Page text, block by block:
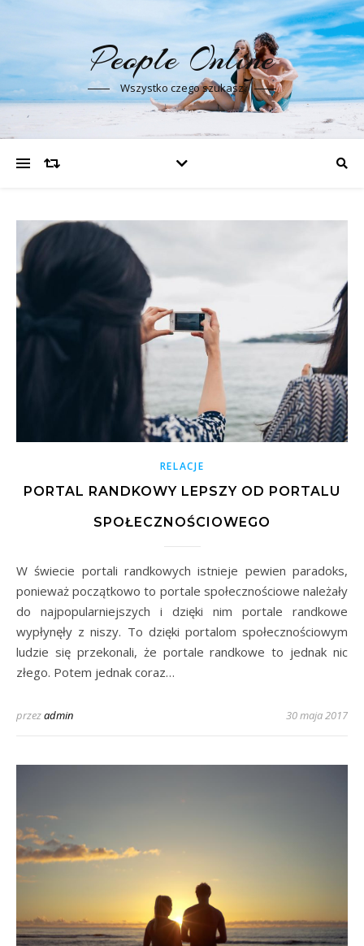
People Online
Wszystko czego szukasz
RELACJE
PORTAL RANDKOWY LEPSZY OD PORTALU
SPOŁECZNOŚCIOWEGO
W świecie portali randkowych istnieje pewien paradoks,
ponieważ początkowo to portale społecznościowe należały
do najpopularniejszych i dzięki nim portale randkowe
wypłynęły z niszy. To dzięki portalom społecznościowym
ludzie się przekonali, że portale randkowe to jednak nic
złego. Potem jednak coraz…
przezadmin 30 maja 2017